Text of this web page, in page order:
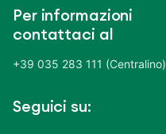
Per informazioni
contattaci al
+39 035 283 111 (Centralino)
Seguici su: